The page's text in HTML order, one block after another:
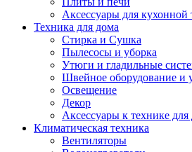
Аксессуары для кухонной
Техника для дома
Стирка и Сушка
Пылесосы и уборка
Утюги и гладильные
Швейное оборудование и
Освещение
Декор
Аксессуары к технике для
Климатическая техника
Вентиляторы